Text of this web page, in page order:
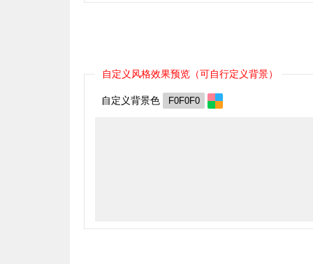
自定义风格效果预览（可自行定义背景）
自定义背景色